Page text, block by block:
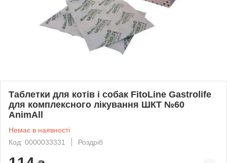
Таблетки для котів і собак FitoLine Gastrolife
для комплексного лікування ШКТ №60
AnimAll
Немає в наявності
Код: 0000033331
Роздріб